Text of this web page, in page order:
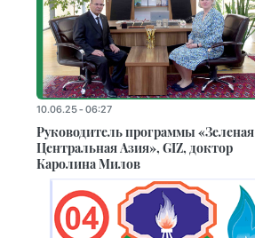
10.06.25 - 06:27
Руководитель программы «Зеленая
Центральная Азия», GIZ, доктор
Каролина Милов